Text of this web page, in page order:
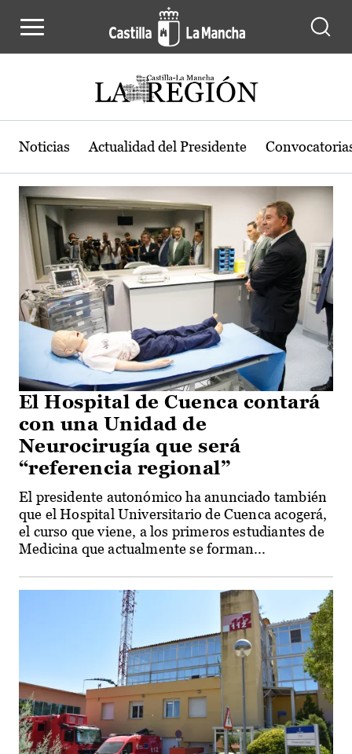
Actualidad de la región de Castilla-
Noticias Actualidad del Presidente
El Hospital de Cuenca contará
con una Unidad de
Neurocirugía que será
“referencia regional”
El presidente autonómico ha anunciado también
que el Hospital Universitario de Cuenca acogerá,
el curso que viene, a los primeros estudiantes de
Medicina que actualmente se forman...